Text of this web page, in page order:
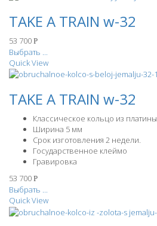
TAKE A TRAIN w-32
53 700 Р
Выбрать ...
Quick View
TAKE A TRAIN w-32
Классическое кольцо из платины
Ширина 5 мм
Срок изготовления 2 недели.
Государственное клеймо
Гравировка
53 700 Р
Выбрать ...
Quick View